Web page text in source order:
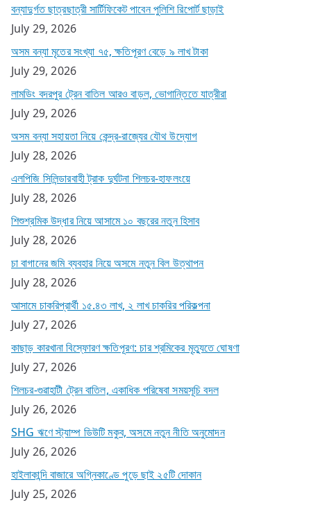
বন্যাদুর্গত ছাত্রছাত্রী সার্টিফিকেট পাবেন পুলিশি রিপোর্ট ছাড়াই
July 29, 2026
অসম বন্যা মৃতের সংখ্যা ৭৫, ক্ষতিপূরণ বেড়ে ৯ লাখ টাকা
July 29, 2026
লামডিং বদরপুর ট্রেন বাতিল আরও বাড়ল, ভোগান্তিতে যাত্রীরা
July 29, 2026
অসম বন্যা সহায়তা নিয়ে কেন্দ্র-রাজ্যের যৌথ উদ্যোগ
July 28, 2026
এলপিজি সিলিন্ডারবাহী ট্রাক দুর্ঘটনা শিলচর-হাফলংয়ে
July 28, 2026
শিশুশ্রমিক উদ্ধার নিয়ে আসামে ১০ বছরের নতুন হিসাব
July 28, 2026
চা বাগানের জমি ব্যবহার নিয়ে অসমে নতুন বিল উত্থাপন
July 28, 2026
আসামে চাকরিপ্রার্থী ১৫.৪৩ লাখ, ২ লাখ চাকরির পরিকল্পনা
July 27, 2026
কাছাড় কারখানা বিস্ফোরণ ক্ষতিপূরণ: চার শ্রমিকের মৃত্যুতে ঘোষণা
July 27, 2026
শিলচর-গুৱাহাটী ট্রেন বাতিল, একাধিক পরিষেবা সময়সূচি বদল
July 26, 2026
SHG ঋণে স্ট্যাম্প ডিউটি মকুব, অসমে নতুন নীতি অনুমোদন
July 26, 2026
হাইলাকান্দি বাজারে অগ্নিকাণ্ডে পুড়ে ছাই ২৫টি দোকান
July 25, 2026